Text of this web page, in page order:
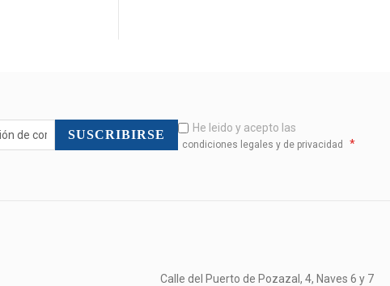
SUSCRIBIRSE He leido y acepto las
condiciones legales y de privacidad *
Calle del Puerto de Pozazal, 4, Naves 6 y 7